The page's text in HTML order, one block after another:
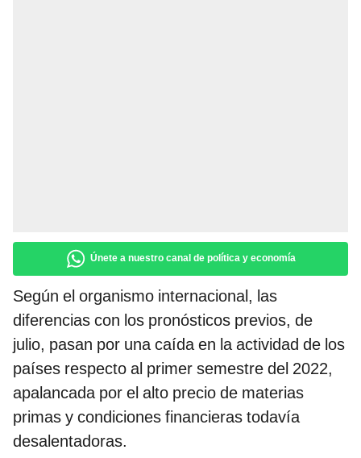
Únete a nuestro canal de política y economía
Según el organismo internacional, las
diferencias con los pronósticos previos, de
julio, pasan por una caída en la actividad de los
países respecto al primer semestre del 2022,
apalancada por el alto precio de materias
primas y condiciones financieras todavía
desalentadoras.